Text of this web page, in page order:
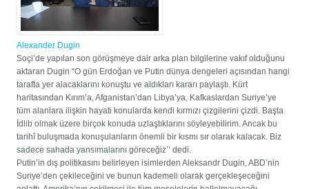
Alexander Dugin
Soçi’de yapılan son görüşmeye dair arka plan bilgilerine vakıf olduğunu
aktaran Dugin “O gün Erdoğan ve Putin dünya dengeleri açısından hangi
tarafta yer alacaklarını konuştu ve aldıkları kararı paylaştı. Kürt
haritasından Kırım’a, Afganistan’dan Libya’ya, Kafkaslardan Suriye’ye
tüm alanlara ilişkin hayati konularda kendi kırmızı çizgilerini çizdi. Başta
İdlib olmak üzere birçok konuda uzlaştıklarını söyleyebilirim. Ancak bu
tarihî buluşmada konuşulanların önemli bir kısmı sır olarak kalacak. Biz
sadece sahada yansımalarını göreceğiz’’ dedi.
Putin’in dış politikasını belirleyen isimlerden Aleksandr Dugin, ABD’nin
Suriye’den çekileceğini ve bunun kademeli olarak gerçekleşeceğini